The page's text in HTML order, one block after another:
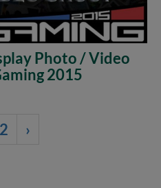
Photo / Video
2015
2 ›